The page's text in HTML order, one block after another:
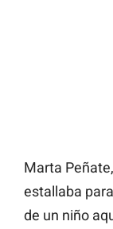
Marta
estallaba
de un niño